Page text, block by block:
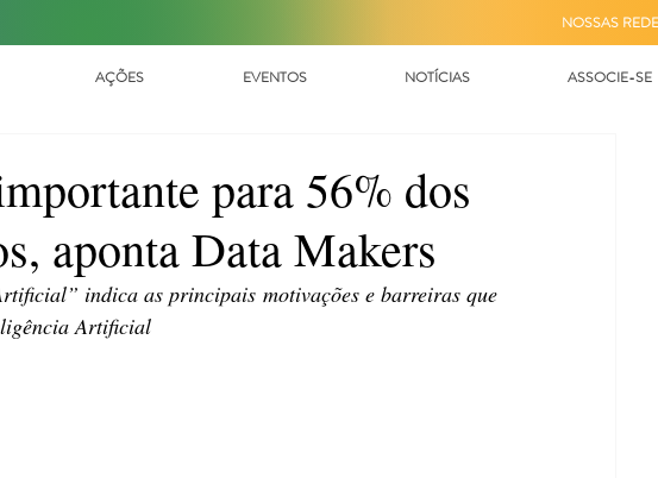
NOSSAS
AÇÕES EVENTOS NOTÍCIAS ASSOCIE-SE
para 56% dos
aponta Data Makers
indica as principais motivações e barreiras que
Artificial